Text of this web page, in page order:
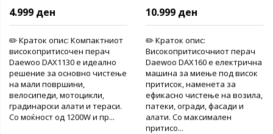
4.999 ден
✏️ Краток опис: Компактниот
високопритисочен перач
Daewoo DAX1130 е идеално
решение за основно чистење
на мали површини,
велосипеди, мотоцикли,
градинарски алати и тераси.
Со моќност од 1200W и пр...
мин
10.999 ден
✏️ Краток опис:
Високопритисочниот перач
Daewoo DAX160 е електрична
машина за миење под висок
притисок, наменета за
ефикасно чистење на возила,
патеки, огради, фасади и
алати. Со максимален
притисо...